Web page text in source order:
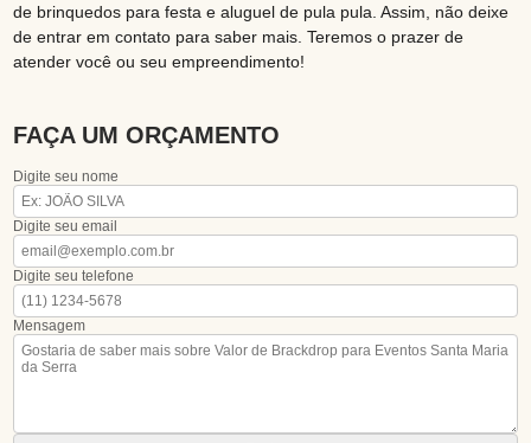
de brinquedos para festa e aluguel de pula pula. Assim, não deixe
de entrar em contato para saber mais. Teremos o prazer de
atender você ou seu empreendimento!
FAÇA UM ORÇAMENTO
Digite seu nome
Digite seu email
Digite seu telefone
Mensagem